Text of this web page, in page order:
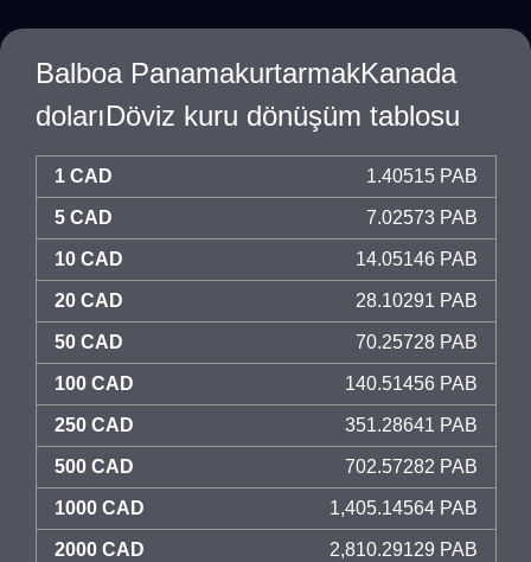
Balboa PanamakurtarmakKanada
dolarıDöviz kuru dönüşüm tablosu
1 CAD 1.40515 PAB
5 CAD 7.02573 PAB
10 CAD 14.05146 PAB
20 CAD 28.10291 PAB
50 CAD 70.25728 PAB
100 CAD 140.51456 PAB
250 CAD 351.28641 PAB
500 CAD 702.57282 PAB
1000 CAD 1,405.14564 PAB
2000 CAD 2,810.29129 PAB